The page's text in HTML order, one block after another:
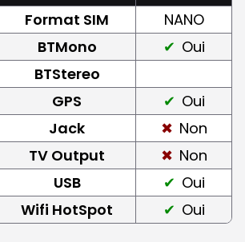
Format SIM
NANO
BTMono
Oui
BTStereo
GPS
Oui
Jack
Non
TV Output
Non
USB
Oui
Wifi HotSpot Oui